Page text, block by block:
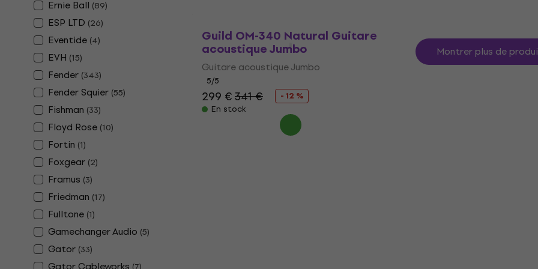
Ernie Ball (89)
ESP LTD (26)
Eventide (4)
EVH (15)
Fender (343)
Fender Squier (55)
Fishman (33)
Floyd Rose (10)
Fortin (1)
Foxgear (2)
Framus (3)
Friedman (17)
Fulltone (1)
Gamechanger Audio (5)
Gator (33)
Guild OM-340 Natural Guitare
acoustique Jumbo
Guitare acoustique Jumbo
5/5
299 €341 €
- 12 %
En stock
Montrer plus de